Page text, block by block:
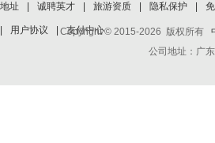
址 诚聘英才 旅游资质 隐私保护 免
用户协议 支付中心
Copyright © 2015-2026 版权所有
公司地址：广